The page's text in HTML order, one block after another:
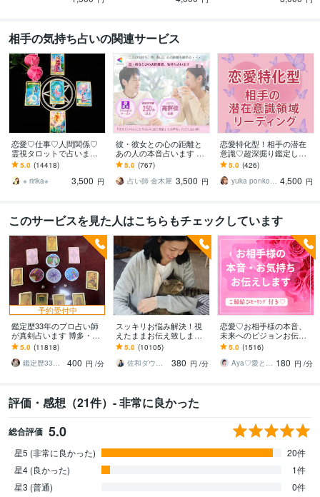
相手の気持ち占いの関連サービス
恋愛♡仕事♡人間関係♡
霊視タロットで占います
霊視鑑定♡恋愛アドバイ
ザーとして相手の心理も
詳しく解説します
5.0 (14418)
※ ririka※
3,500 円
彼・彼女との心の距離と
あの人の本音占います 表
向きのお気持ち、本音、2
～3ヶ月先までの流れ占い
ます
5.0 (767)
占い師 金木犀 3,500 円
恋愛特化型！相手の潜在
意識♡超深掘り鑑定しま
す 〜顕在潜在意識〜両面
からのお相手の気持ち♥相
手の本音♥
5.0 (426)
yuka ponko 寄り添い系占い師 4,500 円
このサービスを見た人はこちらもチェックしています
予約受付中
鑑定歴33年のプロ占い師
が真剣占います 博多・廓
屋の純血統占い祈願師
雷鳥
5.0 (11818)
鑑定歴33年のプロ占い師 雷鳥
400 円 /分
スッキリお悩み解決！視
えたままお伝え致します
恋愛、結婚、人間関係、
仕事、人生、ペットの気
持ち等◎祈願付き
5.0 (10105)
佐和ダウジング＆スピリットメンター
380 円 /分
恋愛♡お相手様の本音、
未来へのビジョンお伝え
します どんな関係でも細
密にお伝えします✨ツイン
レイ ソウルメイト
5.0 (1516)
Aya♡愛と光のスピリチュアルガイド 180 円 /分
評価・感想（21件）- 非常に良かった
総合評価 5.0
星5 (非常に良かった)
20件
星4 (良かった)
1件
星3 (普通)
0件